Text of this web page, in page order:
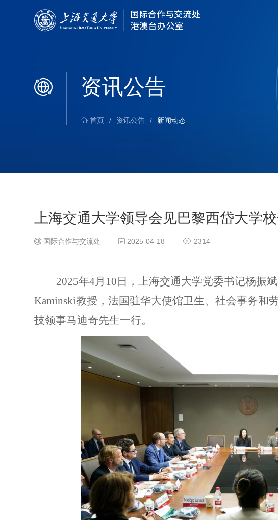
资讯公告
首页 / 资讯公告 / 新闻动态
上海交通大学领导会见巴黎西岱大学
国际合作与交流处 2025-04-18 2314
2025年4月 10 日，上海交通大学党委书记杨振
Kaminski教授 ，法国驻华大使馆卫生、社会事务和
技领事马迪奇先生一行。